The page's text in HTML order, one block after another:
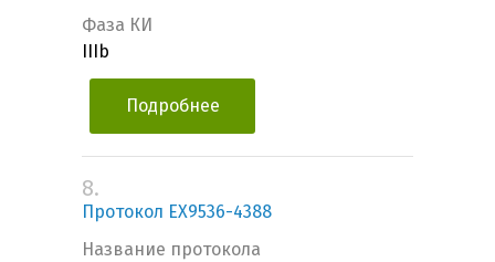
Фаза КИ
IIIb
Подробнее
8.
Протокол EX9536-4388
Название протокола